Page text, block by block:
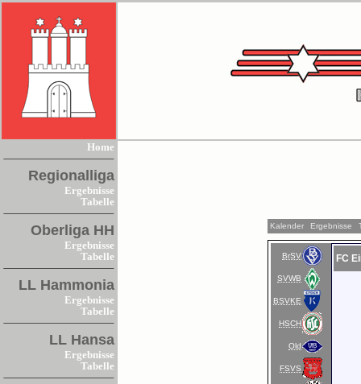
Home
Regionalliga
Ergebnisse
Tabelle
Oberliga HH
Ergebnisse
Tabelle
LL Hammonia
Ergebnisse
Tabelle
LL Hansa
Ergebnisse
Tabelle
Kalender Ergebnisse
BrSV
SVWB
BSVKE
HSCH
Old
FSVS
FC